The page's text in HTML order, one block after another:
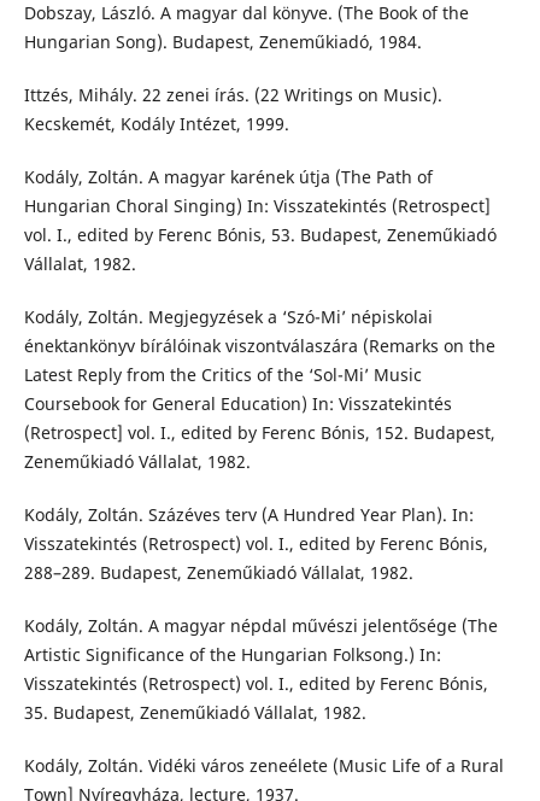
Dobszay, László. A magyar dal könyve. (The Book of the
Hungarian Song). Budapest, Zeneműkiadó, 1984.
Ittzés, Mihály. 22 zenei írás. (22 Writings on Music).
Kecskemét, Kodály Intézet, 1999.
Kodály, Zoltán. A magyar karének útja (The Path of
Hungarian Choral Singing) In: Visszatekintés (Retrospect]
vol. I., edited by Ferenc Bónis, 53. Budapest, Zeneműkiadó
Vállalat, 1982.
Kodály, Zoltán. Megjegyzések a ‘Szó-Mi’ népiskolai
énektankönyv bírálóinak viszontválaszára (Remarks on the
Latest Reply from the Critics of the ‘Sol-Mi’ Music
Coursebook for General Education) In: Visszatekintés
(Retrospect] vol. I., edited by Ferenc Bónis, 152. Budapest,
Zeneműkiadó Vállalat, 1982.
Kodály, Zoltán. Százéves terv (A Hundred Year Plan). In:
Visszatekintés (Retrospect) vol. I., edited by Ferenc Bónis,
288–289. Budapest, Zeneműkiadó Vállalat, 1982.
Kodály, Zoltán. A magyar népdal művészi jelentősége (The
Artistic Significance of the Hungarian Folksong.) In:
Visszatekintés (Retrospect) vol. I., edited by Ferenc Bónis,
35. Budapest, Zeneműkiadó Vállalat, 1982.
Kodály, Zoltán. Vidéki város zeneélete (Music Life of a Rural
Town] Nyíregyháza, lecture, 1937.